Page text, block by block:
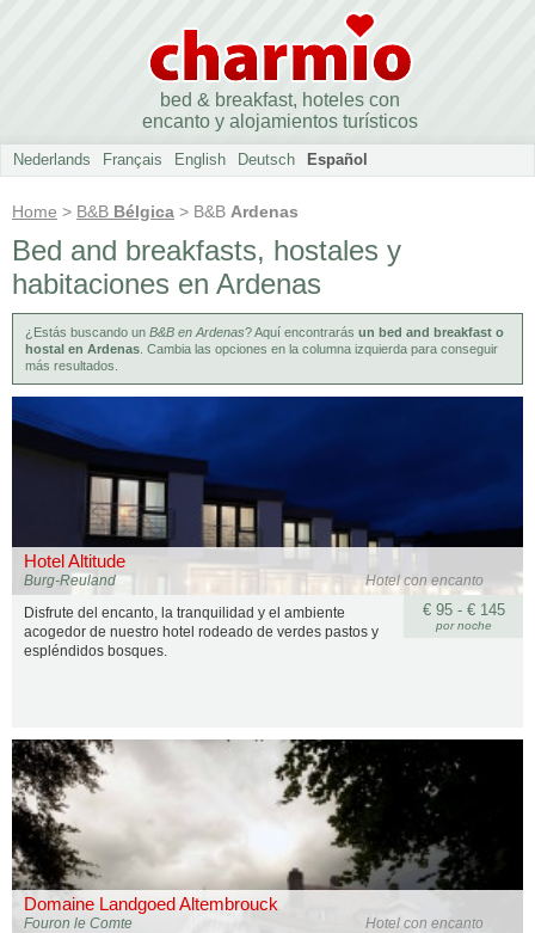
bed & breakfast, hoteles con
encanto y alojamientos turísticos
Nederlands Français English Deutsch Español
Home > B&B Bélgica > B&B Ardenas
Bed and breakfasts, hostales y
habitaciones en Ardenas
¿Estás buscando un B&B en Ardenas? Aquí encontrarás un bed and breakfast o
hostal en Ardenas . Cambia las opciones en la columna izquierda para conseguir
más resultados.
Hotel Altitude
Hotel con encanto
Burg-Reuland
€ 95 - € 145
por noche
Disfrute del encanto, la tranquilidad y el ambiente
acogedor de nuestro hotel rodeado de verdes pastos y
espléndidos bosques.
Domaine Landgoed Altembrouck
Hotel con encanto
Fouron le Comte